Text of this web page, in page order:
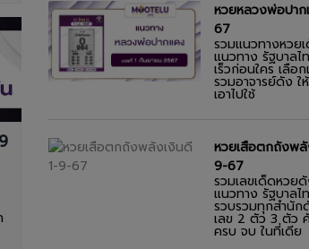
หวยหลวงพ่อปา
67
รวมแนวทางหวย
แนวทาง รัฐบาลไ
เร็วก่อนใคร เลือ
รวมอาจารย์ดัง
เอาไปใช้
หวยเสือตกถังพลั
9-67
รวมเลขเด็ดหวย
แนวทาง รัฐบาลไ
รวบรวมทุกสำนัก
เลข 2 ตัว 3 ตัว
ครบ จบ ในที่เดีย